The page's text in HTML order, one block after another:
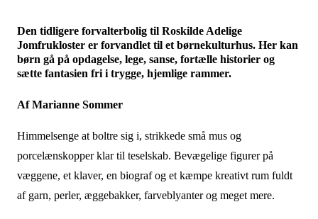
Den tidligere forvalterbolig til Roskilde Adelige
Jomfrukloster er forvandlet til et børnekulturhus. Her kan
børn gå på opdagelse, lege, sanse, fortælle historier og
sætte fantasien fri i trygge, hjemlige rammer.
Af Marianne Sommer
Himmelsenge at boltre sig i, strikkede små mus og
porcelænskopper klar til teselskab. Bevægelige figurer på
væggene, et klaver, en biograf og et kæmpe kreativt rum fuldt
af garn, perler, æggebakker, farveblyanter og meget mere.